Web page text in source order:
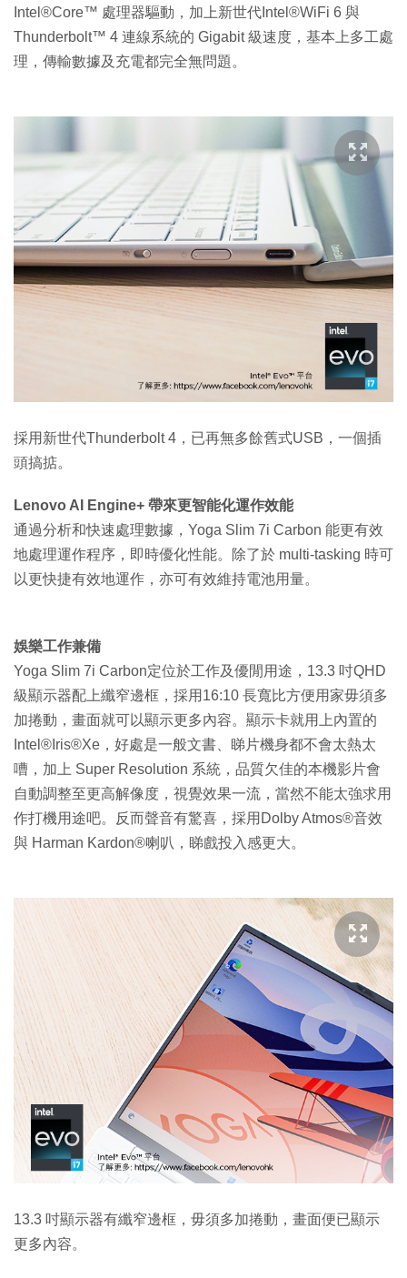
Intel®Core™ 處理器驅動，加上新世代Intel®WiFi 6 與
Thunderbolt™ 4 連線系統的 Gigabit 級速度，基本上多工處
理，傳輸數據及充電都完全無問題。
採用新世代Thunderbolt 4，已再無多餘舊式USB，一個插
頭搞掂。
Lenovo AI Engine+ 帶來更智能化運作效能
通過分析和快速處理數據，Yoga Slim 7i Carbon 能更有效
地處理運作程序，即時優化性能。除了於 multi-tasking 時可
以更快捷有效地運作，亦可有效維持電池用量。
娛樂工作兼備
Yoga Slim 7i Carbon定位於工作及優閒用途，13.3 吋QHD
級顯示器配上纖窄邊框，採用16:10 長寬比方便用家毋須多
加捲動，畫面就可以顯示更多內容。顯示卡就用上內置的
Intel®Iris®Xe，好處是一般文書、睇片機身都不會太熱太
嘈，加上 Super Resolution 系統，品質欠佳的本機影片會
自動調整至更高解像度，視覺效果一流，當然不能太強求用
作打機用途吧。反而聲音有驚喜，採用Dolby Atmos®音效
與 Harman Kardon®喇叭，睇戲投入感更大。
13.3 吋顯示器有纖窄邊框，毋須多加捲動，畫面便已顯示
更多內容。